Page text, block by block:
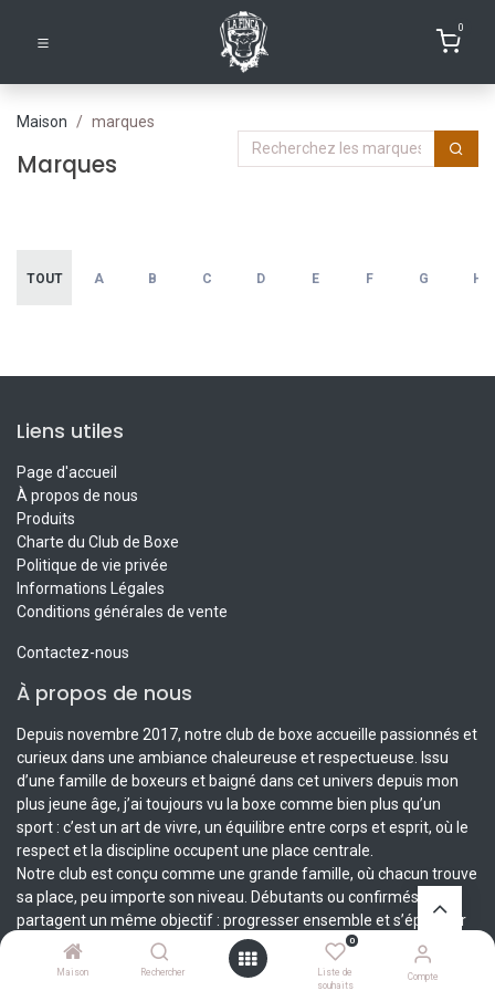
Maison Rechercher
0
Liste de
souhaits
Compte
0
Maison marques
Marques
TOUT A B C D E F G H
Liens utiles
Page d'accueil
À propos de nous
Produits
Charte du Club de Boxe
Politique de vie privée
Informations Légales
Conditions générales de vente
Contactez-nous
À propos de nous
Depuis novembre 2017, notre club de boxe accueille passionnés et
curieux dans une ambiance chaleureuse et respectueuse. Issu
d’une famille de boxeurs et baigné dans cet univers depuis mon
plus jeune âge, j’ai toujours vu la boxe comme bien plus qu’un
sport : c’est un art de vivre, un équilibre entre corps et esprit, où le
respect et la discipline occupent une place centrale.
Notre club est conçu comme une grande famille, où chacun trouve
sa place, peu importe son niveau. Débutants ou confirmés, tous
partagent un même objectif : progresser ensemble et s’épanouir
dans une pratique saine et complète. Ici, nous croyons que la
diversité des expériences enrichit chacun et fait notre force.